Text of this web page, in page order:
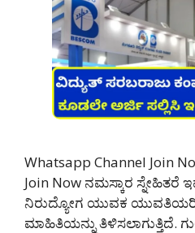
Whatsapp Channel Join
Join Now ನಮಸ್ಕಾರ ಸ್ನೇಹಿತರೆ
ನಿರುದ್ಯೋಗ ಯುವಕ
ಮಾಹಿತಿಯನ್ನು ತಿಳಿಸಲಾಗುತ್ತಿದೆ.